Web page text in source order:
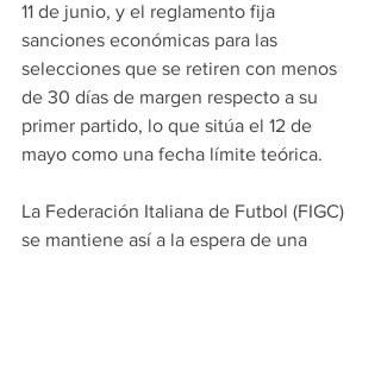
11 de junio, y el reglamento fija
sanciones económicas para las
selecciones que se retiren con menos
de 30 días de margen respecto a su
primer partido, lo que sitúa el 12 de
mayo como una fecha límite teórica.
La Federación Italiana de Futbol (FIGC)
se mantiene así a la espera de una